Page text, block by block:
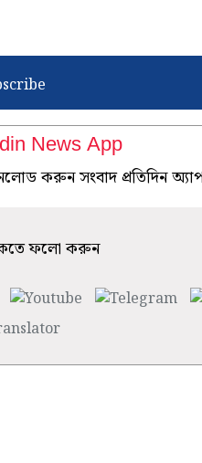
News App
করুন সংবাদ প্রতিদিন
ফলো করুন